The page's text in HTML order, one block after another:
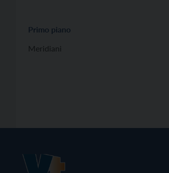
Primo piano
Meridiani